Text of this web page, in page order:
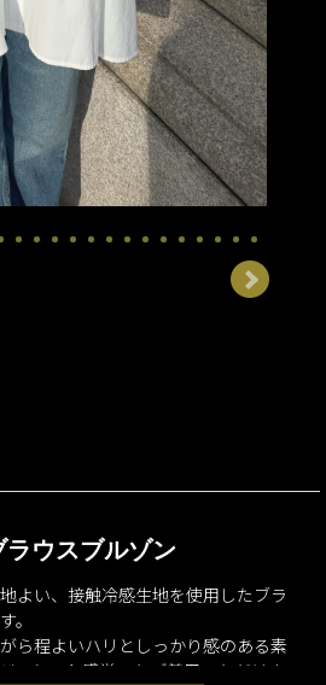
ウスブルゾン
よい、接触冷感生地を使用したブラ
。
ら程よいハリとしっかり感のある素
ャケット感覚でもご着用いただけま